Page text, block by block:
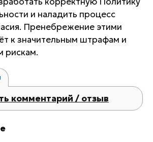
и наладить процесс
Пренебрежение этими
к значительным штрафам и
рискам.
комментарий / отзыв